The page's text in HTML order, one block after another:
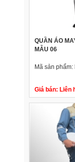
QUẦN ÁO
MẪU 06
Mã sản phẩm:
Giá bán: Liên